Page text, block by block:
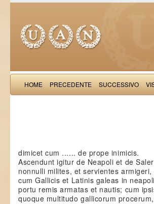
HOME PRECEDENTE SUCCESSIVO
dimicet cum ...... de prope inimicis.
Ascendunt igitur de Neapoli et de
nonnulli milites, et servientes
cum Gallicis et Latinis galeas in
portu remis armatas et nautis; cum
quoque multitudo gallicorum